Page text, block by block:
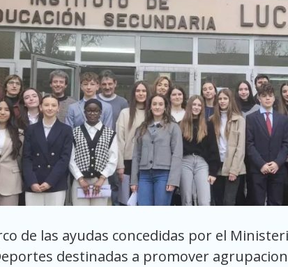
de las ayudas concedidas por el
destinadas a promover